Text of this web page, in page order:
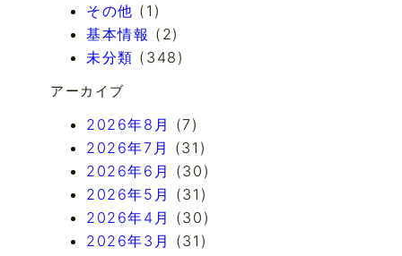
その他 (1)
基本情報 (2)
未分類 (348)
アーカイブ
2026年8月 (7)
2026年7月 (31)
2026年6月 (30)
2026年5月 (31)
2026年4月 (30)
2026年3月 (31)